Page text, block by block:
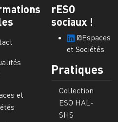
et
rESO
sociaux !
@Espaces
et Sociétés
Pratiques
Collection
ESO HAL-
SHS